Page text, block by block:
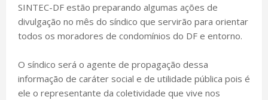
SINTEC-DF estão preparando algumas ações de
divulgação no mês do síndico que servirão para orientar
todos os moradores de condomínios do DF e entorno.
O síndico será o agente de propagação dessa
informação de caráter social e de utilidade pública pois é
ele o representante da coletividade que vive nos